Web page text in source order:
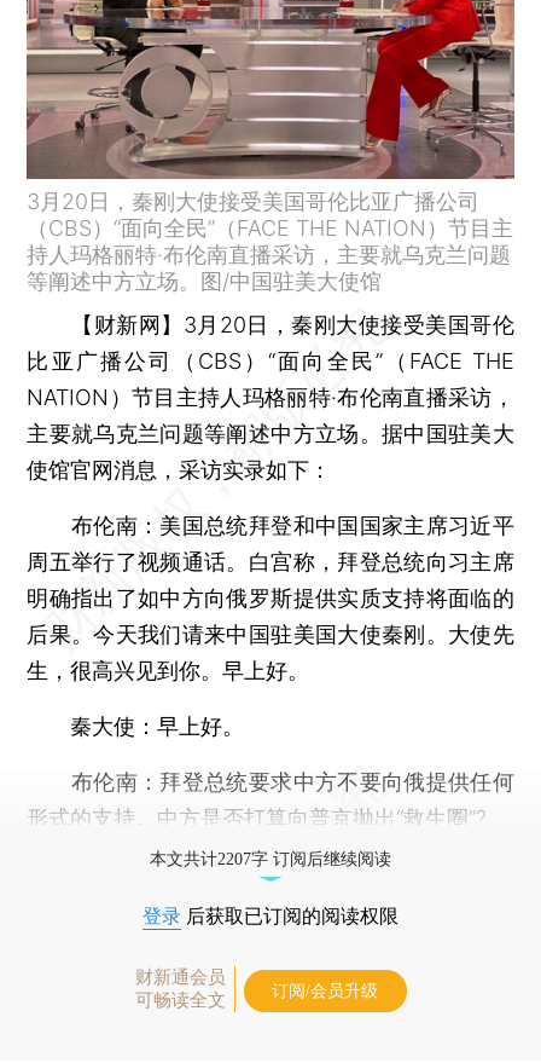
3月20日，秦刚大使接受美国哥伦比亚广播公司
（CBS）“面向全民”（FACE THE NATION）节目主
持人玛格丽特·布伦南直播采访，主要就乌克兰问题
等阐述中方立场。图/中国驻美大使馆
【财新网】 3月20日，秦刚大使接受美国哥伦
比亚广播公司（CBS）“面向全民”（FACE THE
NATION）节目主持人玛格丽特·布伦南直播采访，
主要就乌克兰问题等阐述中方立场。据中国驻美大
使馆官网消息，采访实录如下：
布伦南： 美国总统拜登和中国国家主席习近平
周五举行了视频通话。白宫称，拜登总统向习主席
明确指出了如中方向俄罗斯提供实质支持将面临的
后果。今天我们请来中国驻美国大使秦刚。大使先
生，很高兴见到你。早上好。
秦大使：早上好。
布伦南： 拜登总统要求中方不要向俄提供任何
形式的支持。中方是否打算向普京抛出“救生圈”?
本文共计2207字 订阅后继续阅读
登录 后获取已订阅的阅读权限
财新通会员
可畅读全文
订阅/会员升级